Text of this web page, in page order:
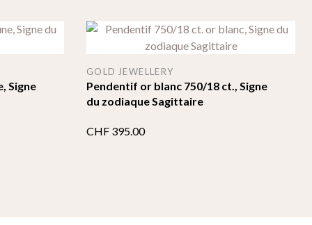
Signe
Pendentif or blanc 750/18 ct., Signe
du zodiaque Sagittaire
GOLD JEWELLERY
CHF 395.00